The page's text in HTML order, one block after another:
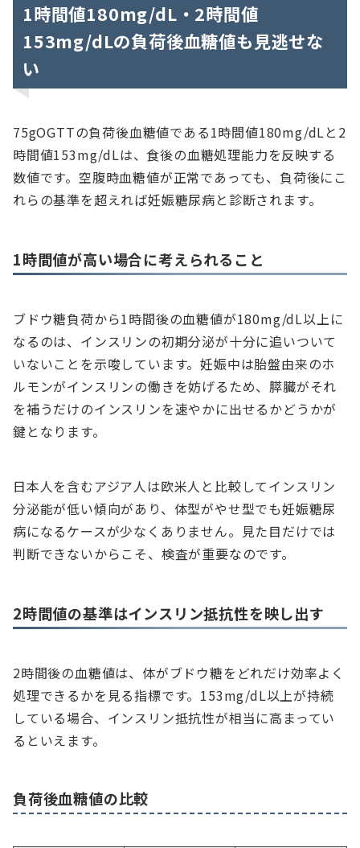
1時間値180mg/dL・2時間値
153mg/dLの負荷後血糖値も見逃せな
い
75gOGTTの負荷後血糖値である1時間値180mg/dLと2
時間値153mg/dLは、食後の血糖処理能力を反映する
数値です。空腹時血糖値が正常であっても、負荷後にこ
れらの基準を超えれば妊娠糖尿病と診断されます。
1時間値が高い場合に考えられること
ブドウ糖負荷から1時間後の血糖値が180mg/dL以上に
なるのは、インスリンの初期分泌が十分に追いついて
いないことを示唆しています。妊娠中は胎盤由来のホ
ルモンがインスリンの働きを妨げるため、膵臓がそれ
を補うだけのインスリンを速やかに出せるかどうかが
鍵となります。
日本人を含むアジア人は欧米人と比較してインスリン
分泌能が低い傾向があり、体型がやせ型でも妊娠糖尿
病になるケースが少なくありません。見た目だけでは
判断できないからこそ、検査が重要なのです。
2時間値の基準はインスリン抵抗性を映し出す
2時間後の血糖値は、体がブドウ糖をどれだけ効率よく
処理できるかを見る指標です。153mg/dL以上が持続
している場合、インスリン抵抗性が相当に高まってい
るといえます。
負荷後血糖値の比較